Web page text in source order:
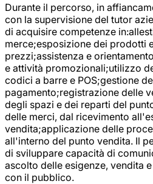
Durante il percorso, in
con la supervisione del tutor
di acquisire competenze
merce;esposizione dei prodotti
prezzi;assistenza e
e attività promozionali;utilizzo
codici a barre e POS;gestione
pagamento;registrazione delle
degli spazi e dei reparti del
delle merci, dal ricevimento
vendita;applicazione delle
all'interno del punto vendita. Il
di sviluppare capacità di
ascolto delle esigenze, vendita
con il pubblico.